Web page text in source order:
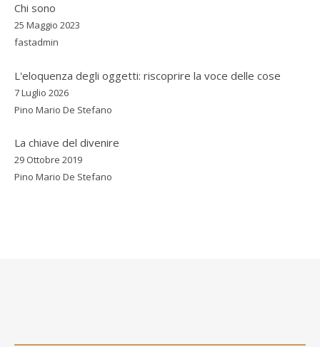
Chi sono
25 Maggio 2023
fastadmin
L'eloquenza degli oggetti: riscoprire la voce delle cose
7 Luglio 2026
Pino Mario De Stefano
La chiave del divenire
29 Ottobre 2019
Pino Mario De Stefano